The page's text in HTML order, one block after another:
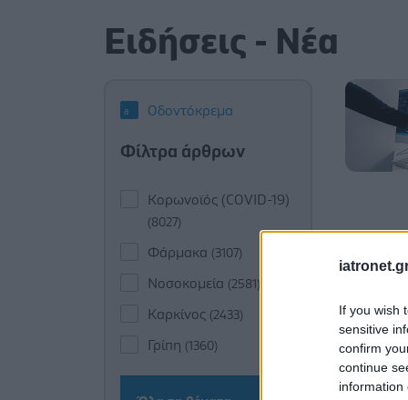
If you wish
sensitive
confirm
continue
information
Ειδήσεις - Νέα
Οδοντόκρεμα
Φίλτρα άρθρων
Κορωνοϊός (COVID-19)
(8027)
Φάρμακα (3107)
Νοσοκομεία (2581)
Καρκίνος (2433)
Γρίπη (1360)